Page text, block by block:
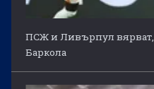
ПСЖ и Ливърпул вярват,
Баркола